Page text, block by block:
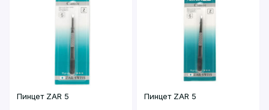
Пинцет ZAR 5 Пинцет ZAR 5